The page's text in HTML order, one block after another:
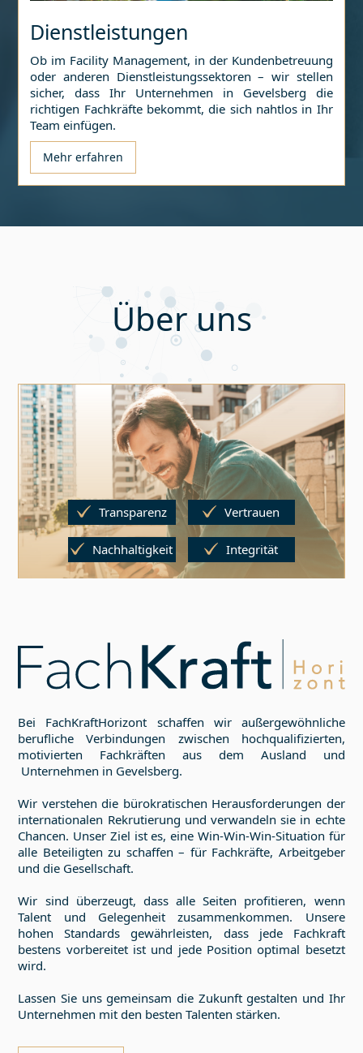
Dienstleistungen
Ob im Facility Management, in der Kundenbetreuung
oder anderen Dienstleistungssektoren – wir stellen
sicher, dass Ihr Unternehmen in Gevelsberg die
richtigen Fachkräfte bekommt, die sich nahtlos in Ihr
Team einfügen.
Mehr erfahren
Über uns
Bei FachKraftHorizont schaffen wir außergewöhnliche
berufliche Verbindungen zwischen hochqualifizierten,
motivierten Fachkräften aus dem Ausland und
Unternehmen in Gevelsberg.
Wir verstehen die bürokratischen Herausforderungen der
internationalen Rekrutierung und verwandeln sie in echte
Chancen. Unser Ziel ist es, eine Win-Win-Win-Situation für
alle Beteiligten zu schaffen – für Fachkräfte, Arbeitgeber
und die Gesellschaft.
Wir sind überzeugt, dass alle Seiten profitieren, wenn
Talent und Gelegenheit zusammenkommen. Unsere
hohen Standards gewährleisten, dass jede Fachkraft
bestens vorbereitet ist und jede Position optimal besetzt
wird.
Lassen Sie uns gemeinsam die Zukunft gestalten und Ihr
Unternehmen mit den besten Talenten stärken.
Transparenz Vertrauen
Nachhaltigkeit Integrität